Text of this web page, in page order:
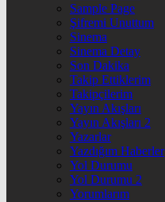
Sample Page
Şifremi Unuttum
Sinema
Sinema Detay
Son Dakika
Takip Ettiklerim
Takipçilerim
Yayın Akışları
Yayın Akışları 2
Yazarlar
Yazdığım Haberler
Yol Durumu
Yol Durumu 2
Yorumlarım